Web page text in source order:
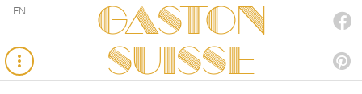
Gaston
SUISSE
EN